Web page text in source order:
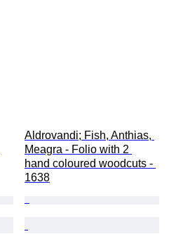
Aldrovandi; Fish, Anthias,
Meagra - Folio with 2
hand coloured woodcuts -
1638